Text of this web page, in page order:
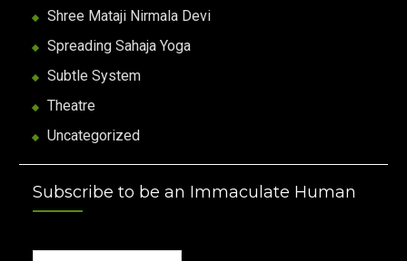
Shree Mataji Nirmala Devi
Spreading Sahaja Yoga
Subtle System
Theatre
Uncategorized
Subscribe to be an Immaculate Human